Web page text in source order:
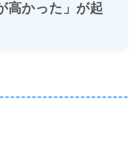
高かった」が起